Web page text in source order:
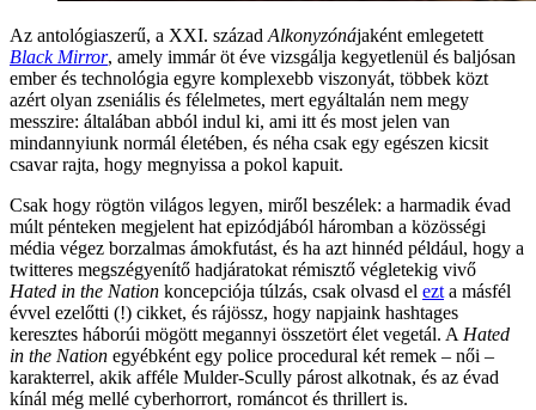
Az antológiaszerű, a XXI. század Alkonyzónájaként emlegetett
Black Mirror, amely immár öt éve vizsgálja kegyetlenül és baljósan
ember és technológia egyre komplexebb viszonyát, többek közt
azért olyan zseniális és félelmetes, mert egyáltalán nem megy
messzire: általában abból indul ki, ami itt és most jelen van
mindannyiunk normál életében, és néha csak egy egészen kicsit
csavar rajta, hogy megnyissa a pokol kapuit.
Csak hogy rögtön világos legyen, miről beszélek: a harmadik évad
múlt pénteken megjelent hat epizódjából háromban a közösségi
média végez borzalmas ámokfutást, és ha azt hinnéd például, hogy a
twitteres megszégyenítő hadjáratokat rémisztő végletekig vivő
Hated in the Nation koncepciója túlzás, csak olvasd el ezt a másfél
évvel ezelőtti (!) cikket, és rájössz, hogy napjaink hashtages
keresztes háborúi mögött megannyi összetört élet vegetál. A Hated
in the Nation egyébként egy police procedural két remek – női –
karakterrel, akik afféle Mulder-Scully párost alkotnak, és az évad
kínál még mellé cyberhorrort, románcot és thrillert is.